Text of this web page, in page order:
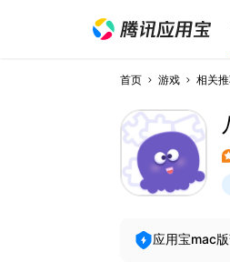
首页 游戏 相关
应用宝mac